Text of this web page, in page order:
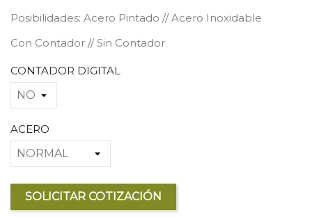
Posibilidades: Acero Pintado // Acero Inoxidable
Con Contador // Sin Contador
CONTADOR DIGITAL
ACERO
SOLICITAR COTIZACIÓN